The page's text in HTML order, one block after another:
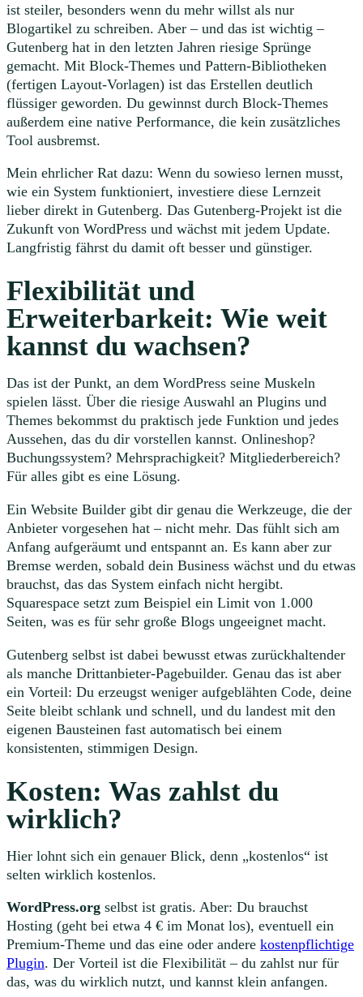
ist steiler, besonders wenn du mehr willst als nur
Blogartikel zu schreiben. Aber – und das ist wichtig –
Gutenberg hat in den letzten Jahren riesige Sprünge
gemacht. Mit Block-Themes und Pattern-Bibliotheken
(fertigen Layout-Vorlagen) ist das Erstellen deutlich
flüssiger geworden. Du gewinnst durch Block-Themes
außerdem eine native Performance, die kein zusätzliches
Tool ausbremst.
Mein ehrlicher Rat dazu: Wenn du sowieso lernen musst,
wie ein System funktioniert, investiere diese Lernzeit
lieber direkt in Gutenberg. Das Gutenberg-Projekt ist die
Zukunft von WordPress und wächst mit jedem Update.
Langfristig fährst du damit oft besser und günstiger.
Flexibilität und
Erweiterbarkeit: Wie weit
kannst du wachsen?
Das ist der Punkt, an dem WordPress seine Muskeln
spielen lässt. Über die riesige Auswahl an Plugins und
Themes bekommst du praktisch jede Funktion und jedes
Aussehen, das du dir vorstellen kannst. Onlineshop?
Buchungssystem? Mehrsprachigkeit? Mitgliederbereich?
Für alles gibt es eine Lösung.
Ein Website Builder gibt dir genau die Werkzeuge, die der
Anbieter vorgesehen hat – nicht mehr. Das fühlt sich am
Anfang aufgeräumt und entspannt an. Es kann aber zur
Bremse werden, sobald dein Business wächst und du etwas
brauchst, das das System einfach nicht hergibt.
Squarespace setzt zum Beispiel ein Limit von 1.000
Seiten, was es für sehr große Blogs ungeeignet macht.
Gutenberg selbst ist dabei bewusst etwas zurückhaltender
als manche Drittanbieter-Pagebuilder. Genau das ist aber
ein Vorteil: Du erzeugst weniger aufgeblähten Code, deine
Seite bleibt schlank und schnell, und du landest mit den
eigenen Bausteinen fast automatisch bei einem
konsistenten, stimmigen Design.
Kosten: Was zahlst du
wirklich?
Hier lohnt sich ein genauer Blick, denn „kostenlos“ ist
selten wirklich kostenlos.
WordPress.org selbst ist gratis. Aber: Du brauchst
Hosting (geht bei etwa 4 € im Monat los), eventuell ein
Premium-Theme und das eine oder andere kostenpflichtige
Plugin. Der Vorteil ist die Flexibilität – du zahlst nur für
das, was du wirklich nutzt, und kannst klein anfangen.